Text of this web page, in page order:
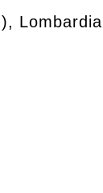
), Lombardia